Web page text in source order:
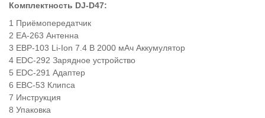
Комплектность DJ-D47:
Приёмопередатчик
EA-263 Антенна
EBP-103 Li-Ion 7.4 В 2000 мАч Аккумулятор
EDC-292 Зарядное устройство
EDC-291 Адаптер
EBC-53 Клипса
Инструкция
Упаковка